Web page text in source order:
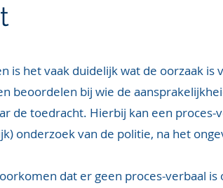
is het vaak duidelijk wat de oorzaak is
beoordelen bij wie de
de toedracht. Hierbij kan een
onderzoek van de politie, na het
dat er geen proces-verbaal